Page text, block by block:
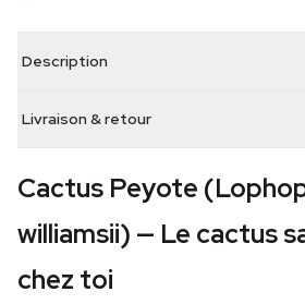
Description
Livraison & retour
Cactus Peyote
williamsii) — Le cactus
chez toi